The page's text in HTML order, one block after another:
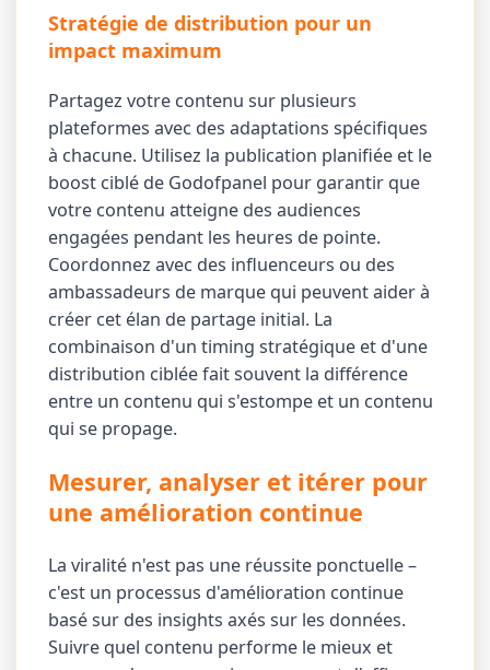
Stratégie de distribution pour un
impact maximum
Partagez votre contenu sur plusieurs
plateformes avec des adaptations spécifiques
à chacune. Utilisez la publication planifiée et le
boost ciblé de Godofpanel pour garantir que
votre contenu atteigne des audiences
engagées pendant les heures de pointe.
Coordonnez avec des influenceurs ou des
ambassadeurs de marque qui peuvent aider à
créer cet élan de partage initial. La
combinaison d'un timing stratégique et d'une
distribution ciblée fait souvent la différence
entre un contenu qui s'estompe et un contenu
qui se propage.
Mesurer, analyser et itérer pour
une amélioration continue
La viralité n'est pas une réussite ponctuelle –
c'est un processus d'amélioration continue
basé sur des insights axés sur les données.
Suivre quel contenu performe le mieux et